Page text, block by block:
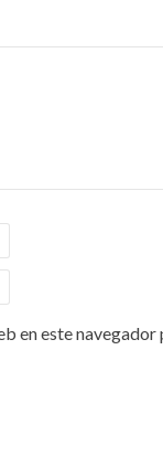
en este navegador